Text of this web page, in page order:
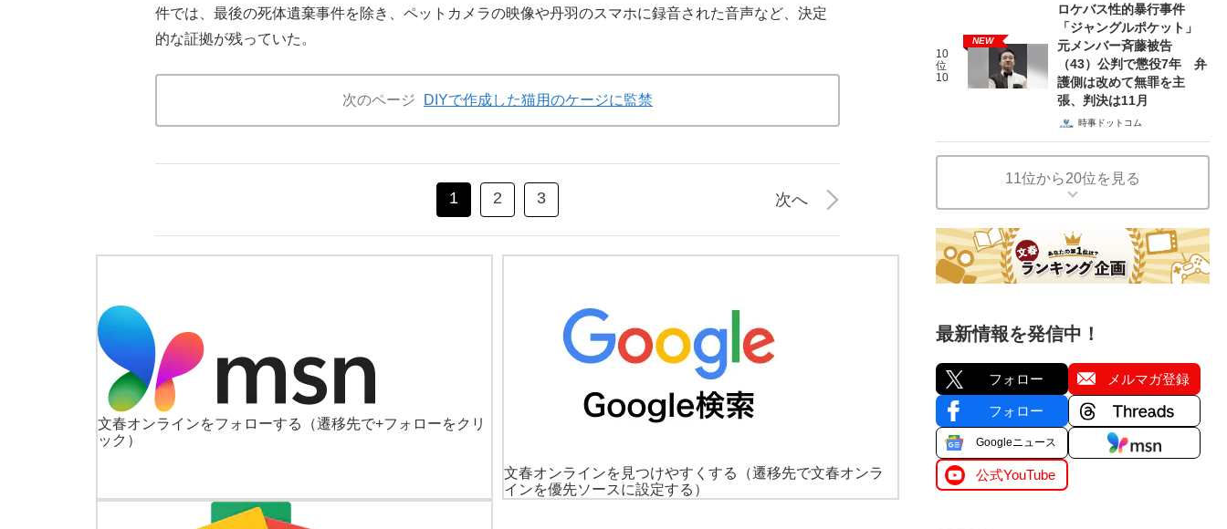
件では、最後の死体遺棄事件を除き、ペットカメラの映像や丹羽のスマホに録音された音声など、決定
的な証拠が残っていた。
次のページ DIYで作成した猫用のケージに監禁
1 2 3 次へ
文春オンラインをフォローする
（遷移先で+フォローをクリ
ック）
文春オンラインを見つけやすくする
（遷移先で文春オンラ
インを優先ソースに設定する）
10
位
10
NEW
ロケバス性的暴行事件
「ジャングルポケット」
元メンバー斉藤被告
（43）公判で懲役7年 弁
護側は改めて無罪を主
張、判決は11月
時事ドットコム
11位から20位を見る
最新情報を発信中！
フォロー メルマガ登録
フォロー
Googleニュース
公式YouTube